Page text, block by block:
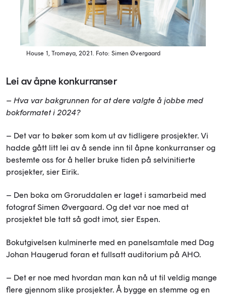
House 1, Tromøya, 2021. Foto: Simen Øvergaard
Lei av åpne konkurranser
– Hva var bakgrunnen for at dere valgte å jobbe med
bokformatet i 2024?
– Det var to bøker som kom ut av tidligere prosjekter. Vi
hadde gått litt lei av å sende inn til åpne konkurranser og
bestemte oss for å heller bruke tiden på selvinitierte
prosjekter, sier Eirik.
– Den boka om Groruddalen er laget i samarbeid med
fotograf Simen Øvergaard. Og det var noe med at
prosjektet ble tatt så godt imot, sier Espen.
Bokutgivelsen kulminerte med en panelsamtale med Dag
Johan Haugerud foran et fullsatt auditorium på AHO.
– Det er noe med hvordan man kan nå ut til veldig mange
flere gjennom slike prosjekter. Å bygge en stemme og en